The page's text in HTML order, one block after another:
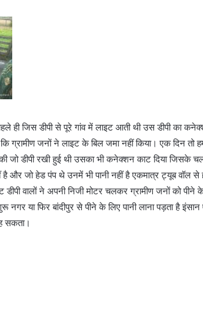
ही जिस डीपी से पूरे गांव में लाइट आती थी उस डीपी का
कि ग्रामीण जनों ने लाइट के बिल जमा नहीं किया। एक दिन
जो डीपी रखी हुई थी उसका भी कनेक्शन काट दिया जिसके
और जो हेड पंप थे उनमें भी पानी नहीं है एकमात्र ट्यूब वॉल से
वालों ने अपनी निजी मोटर चलकर ग्रामीण जनों को पीने
नगर या फिर बांदीपुर से पीने के लिए पानी लाना पड़ता है
सकता।